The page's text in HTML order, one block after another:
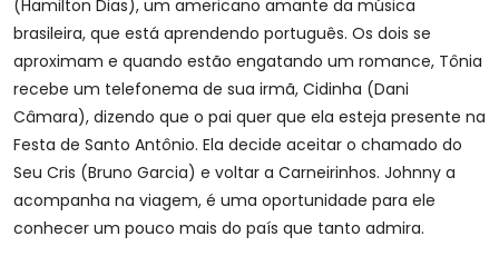
(Hamilton Dias), um americano amante da música
brasileira, que está aprendendo português. Os dois se
aproximam e quando estão engatando um romance, Tônia
recebe um telefonema de sua irmã, Cidinha (Dani
Câmara), dizendo que o pai quer que ela esteja presente na
Festa de Santo Antônio. Ela decide aceitar o chamado do
Seu Cris (Bruno Garcia) e voltar a Carneirinhos. Johnny a
acompanha na viagem, é uma oportunidade para ele
conhecer um pouco mais do país que tanto admira.